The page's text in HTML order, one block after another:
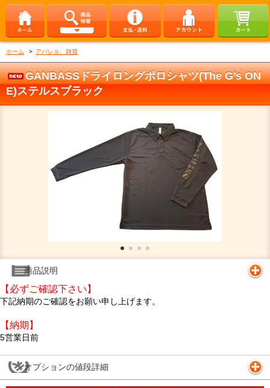
ホーム > アパレル、雑貨
GANBASSドライロングポロシャツ(The G’s ON
E)ステルスブラック
商品説明
【必ずご確認下さい】
下記納期のご確認をお願い申し上げます。
【納期】
5営業日前
オプションの値段詳細